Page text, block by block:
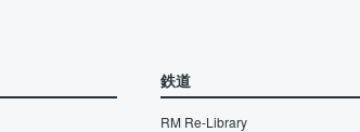
鉄道
RM Re-Library